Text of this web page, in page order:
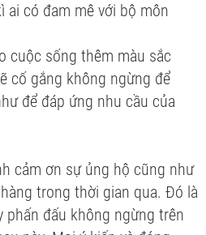
ai có đam mê với bộ môn
cuộc sống thêm màu sắc
cố gắng không ngừng để
để đáp ứng nhu cầu của
cảm ơn sự ủng hộ cũng như
trong thời gian qua. Đó là
phấn đấu không ngừng trên